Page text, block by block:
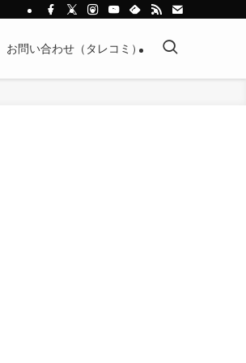
お問い合わせ（タレコミ）